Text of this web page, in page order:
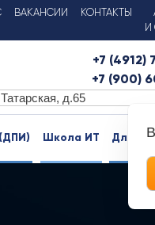
ВАКАНСИИ КОНТАКТЫ
И
+7
+7 (900)
Школа ИТ Для